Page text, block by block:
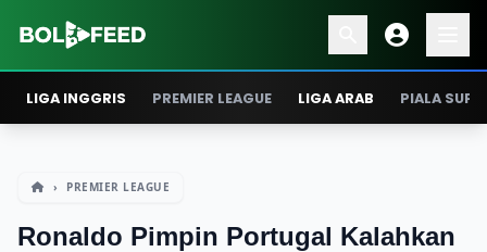
LIGA INGGRIS PREMIER LEAGUE LIGA ARAB PIALA
› PREMIER LEAGUE
Ronaldo Pimpin Portugal Kalahkan